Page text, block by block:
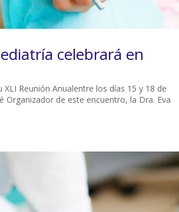
celebrará en
Reunión Anualentre los días 15 y 18 de
Organizador de este encuentro, la Dra. Eva